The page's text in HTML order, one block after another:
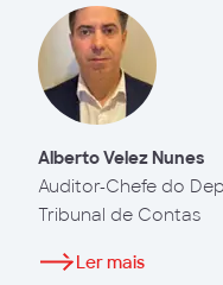
Alberto Velez Nunes
Auditor-Chefe do
Tribunal de Contas
Ler mais